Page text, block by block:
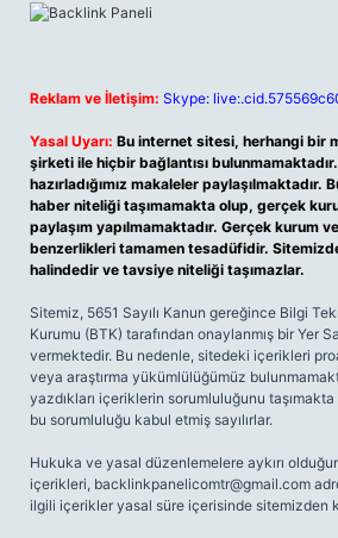
Reklam ve İletişim: Skype:
Yasal Uyarı: Bu internet sitesi, herhangi bir
şirketi ile hiçbir bağlantısı
hazırladığımız makaleler paylaşılmaktadır.
haber niteliği taşımamakta olup, gerçek
paylaşım yapılmamaktadır. Gerçek kurum
benzerlikleri tamamen tesadüfidir.
halindedir ve tavsiye niteliği taşımazlar.
Sitemiz, 5651 Sayılı Kanun gereğince Bilgi
Kurumu (BTK) tarafından onaylanmış bir Yer
vermektedir. Bu nedenle, sitedeki içerikleri
veya araştırma yükümlülüğümüz
yazdıkları içeriklerin sorumluluğunu
bu sorumluluğu kabul etmiş sayılırlar.
Hukuka ve yasal düzenlemelere aykırı
içerikleri, backlinkpanelicomtr@gmail.com
ilgili içerikler yasal süre içerisinde sitemizden